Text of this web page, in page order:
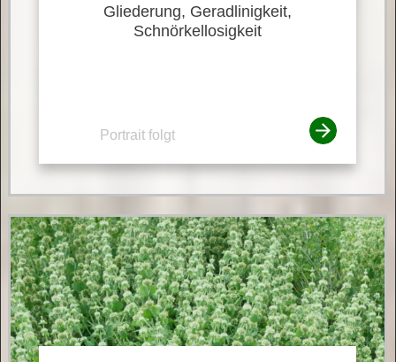
Gliederung, Geradlinigkeit,
Schnörkellosigkeit
Portrait folgt